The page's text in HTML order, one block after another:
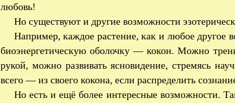
любовь!
Но существуют и другие возможности
Например, каждое растение, как и любое другое
биоэнергетическую оболочку — кокон. Можно
рукой, можно развивать ясновидение, стремясь
всего — из своего кокона, если распределить
Но есть и ещё более интересные возможности.